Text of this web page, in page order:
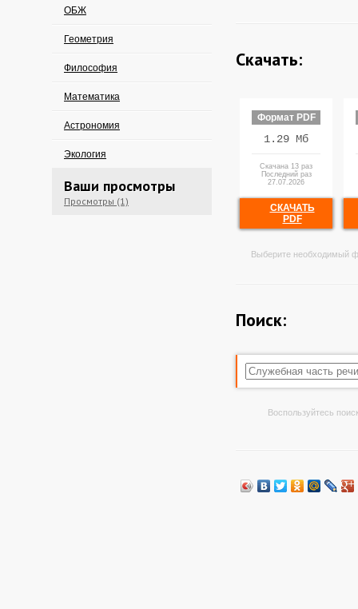
ОБЖ
Геометрия
Философия
Математика
Астрономия
Экология
Ваши просмотры
Просмотры (1)
Скачать:
Формат PDF
1.29 Мб
Скачана 13 раз
Последний раз
27.07.2026
СКАЧАТЬ
PDF
Выберите необходимый
Поиск:
Воспользуйтесь